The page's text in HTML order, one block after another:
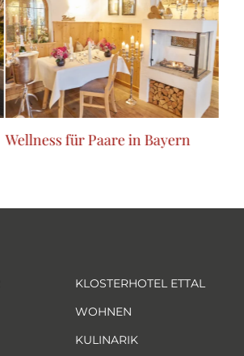
Wellness für Paare in Bayern
KLOSTERHOTEL ETTAL
WOHNEN
KULINARIK